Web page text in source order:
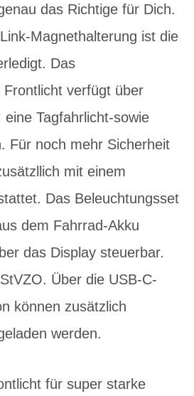
das Richtige für Dich.
Magnethalterung ist die
Das
verfügt über
Tagfahrlicht-sowie
Für noch mehr Sicherheit
mit einem
Das Beleuchtungsset
dem Fahrrad-Akku
das Display steuerbar.
Über die USB-C-
können zusätzlich
werden.
für super starke